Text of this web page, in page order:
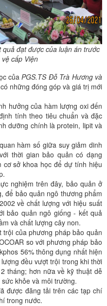
đạt được của luận án trước
cấp Viện
của PGS.TS Đỗ Trà Hương và
những đóng góp và giá trị mới
của hàm lượng oxi đến
tính theo tiêu chuẩn và đặc
dưỡng chính là protein, lipit và
hàm số giữa suy giảm dinh
thời gian bảo quản có dạng
sở khoa học để dự tính hiệu
trên đây, bảo quản ở
để bảo quản ngô thương phẩm
về chất lượng với hiệu suất
bảo quản ngô giống - kết quả
và chất lượng cây non.
của phương pháp bảo quản
so với phương pháp bảo
56% thông dụng nhất hiện
đều vượt trội trong khi thời
tháng; hơn nữa về kỹ thuật dễ
khỏe và môi trường.
đăng tải trên các tạp chí
trong nước.